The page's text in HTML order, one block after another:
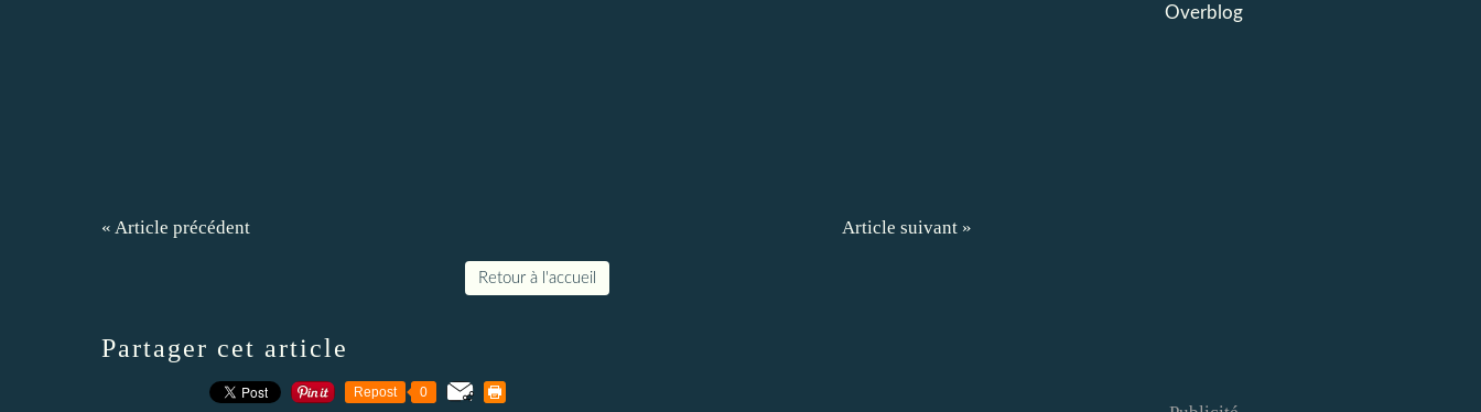
« Article précédent Article suivant »
Retour à l'accueil
Partager cet article
Repost 0
Overblog